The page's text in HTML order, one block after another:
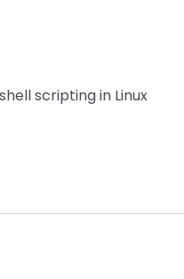
scripting in Linux